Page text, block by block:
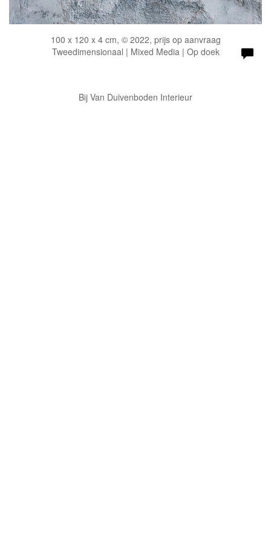
100 x 120 x 4 cm, © 2022, prijs op aanvraag
Tweedimensionaal | Mixed Media | Op doek
Bij Van Duivenboden Interieur